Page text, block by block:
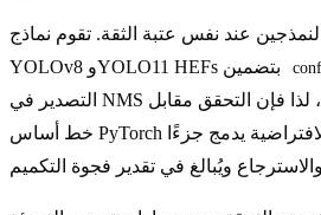
عند نفس عتبة الثقة. تقوم نماذج
conf
التصدير في NMS الموجود على الشريحة، لذا فإن التحقق مقابل
خط أساس PyTorch عند عتبته المنخفضة الافتراضية يدمج جزءًا